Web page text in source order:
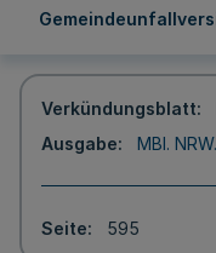
Verkündungsblatt
Ausgabe
MBl.
Seite 595